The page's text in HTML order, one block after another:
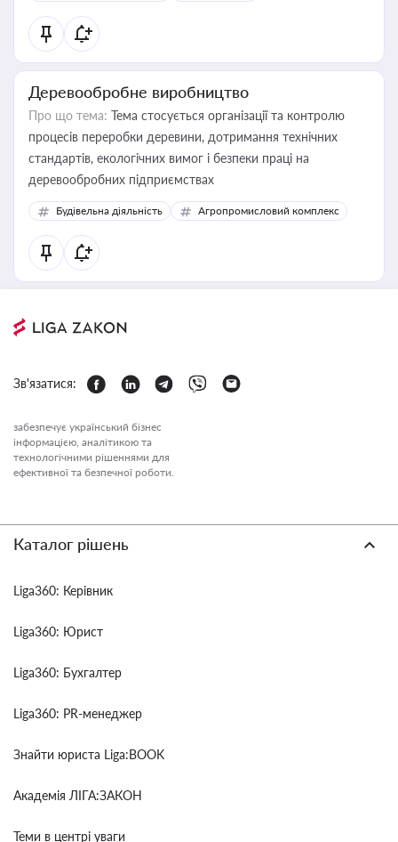
Деревообробне виробництво
Про що тема: Тема стосується організації та контролю
процесів переробки деревини, дотримання технічних
стандартів, екологічних вимог і безпеки праці на
деревообробних підприємствах
Будівельна діяльність Агропромисловий комплекс
Зв'язатися:
забезпечує український бізнес
інформацією, аналітикою та
технологічними рішеннями для
ефективної та безпечної роботи.
Каталог рішень
Liga360: Керівник
Liga360: Юрист
Liga360: Бухгалтер
Liga360: PR-менеджер
Знайти юриста Liga:BOOK
Академія ЛІГА:ЗАКОН
Теми в центрі уваги